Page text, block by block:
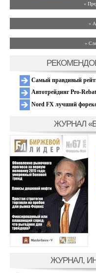
«
»
»
Самый правдивый
Автотрейдинг Pro-
Nord FX лучший форекс
ЖУРНАЛ
ЖУРНАЛ,